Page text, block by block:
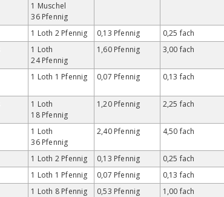
1 Muschel
36 Pfennig
1 Loth 2 Pfennig 0,13 Pfennig
0,25 fach
1 Loth
24 Pfennig
1,60 Pfennig 3,00 fach
1 Loth 1 Pfennig 0,07 Pfennig 0,13 fach
1 Loth
18 Pfennig
1,20 Pfennig 2,25 fach
1 Loth
36 Pfennig
2,40 Pfennig 4,50 fach
1 Loth 2 Pfennig 0,13 Pfennig
0,25 fach
1 Loth 1 Pfennig 0,07 Pfennig
0,13 fach
1 Loth 8 Pfennig 0,53 Pfennig
1,00 fach